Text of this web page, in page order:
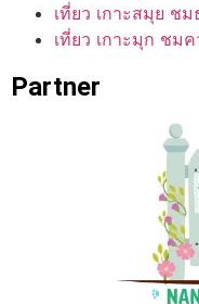
เที่ยว เกาะสมุย ช
เที่ยว เกาะมุก ชม
Partner